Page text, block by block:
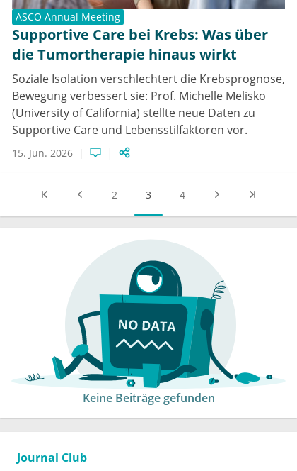
ASCO Annual Meeting
Supportive Care bei Krebs: Was über
die Tumortherapie hinaus wirkt
Soziale Isolation verschlechtert die Krebsprognose,
Bewegung verbessert sie: Prof. Michelle Melisko
(University of California) stellte neue Daten zu
Supportive Care und Lebensstilfaktoren vor.
15. Jun. 2026
2 3 4
Keine Beiträge gefunden
Journal Club